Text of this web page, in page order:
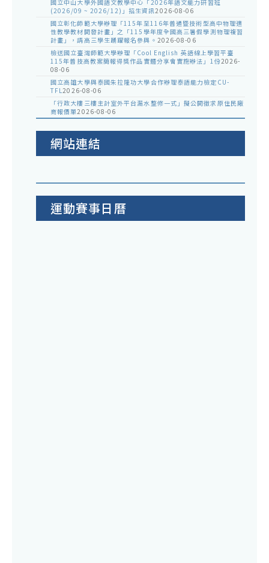
國立中山大學外國語文教學中心「2026年語文能力研習班
(2026/09 ~ 2026/12)」招生資訊2026-08-06
國立彰化師範大學辦理「115年至116年普通暨技術型高中物理適
性教學教材開發計畫」之「115學年度全國高三暑假學測物理複習
計畫」，請高三學生踴躍報名參與。 2026-08-06
檢送國立臺灣師範大學辦理「Cool English 英語線上學習平臺
115年普技高教案簡報得獎作品實體分享會實施辦法」1份2026-
08-06
國立高雄大學與泰國朱拉隆功大學合作辦理泰語能力檢定CU-
TFL2026-08-06
「行政大樓三樓主計室外平台漏水整修一式」擬公開徵求原住民廠
商報價單2026-08-06
網站連結
運動賽事日曆